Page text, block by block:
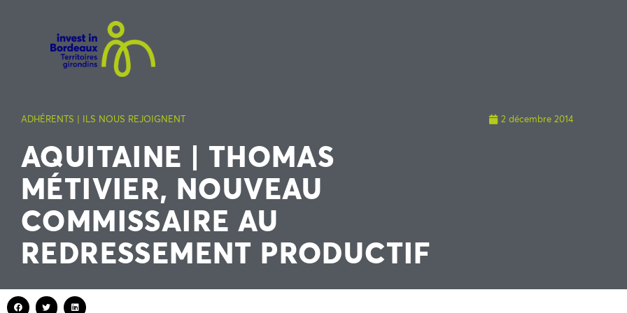
ADHÉRENTS | ILS NOUS REJOIGNENT
AQUITAINE | THOMAS
MÉTIVIER, NOUVEAU
COMMISSAIRE AU
REDRESSEMENT PRODUCTIF
2 décembre 2014